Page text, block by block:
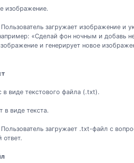
изображение.
загружает изображение и
«Сделай фон ночным и добавь
и генерирует новое
в виде текстового файла (.txt).
в виде текста.
загружает .txt-файл с
ответ.